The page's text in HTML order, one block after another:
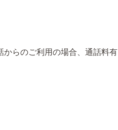
からのご利用の場合、通話料有